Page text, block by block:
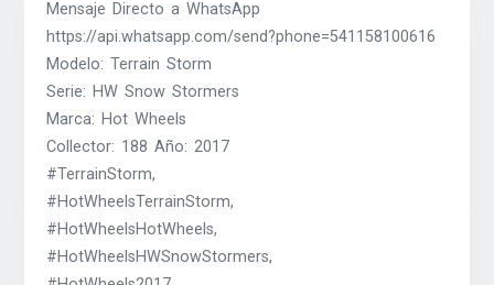
Mensaje Directo a WhatsApp
https://api.whatsapp.com/send?phone=541158100616
Modelo: Terrain Storm
Serie: HW Snow Stormers
Marca: Hot Wheels
Collector: 188 Año: 2017
#TerrainStorm,
#HotWheelsTerrainStorm,
#HotWheelsHotWheels,
#HotWheelsHWSnowStormers,